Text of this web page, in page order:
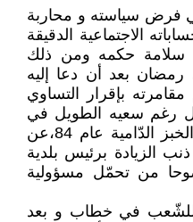
فرض سياسته و محاربة
الاجتماعية الدقيقة
سلامة حكمه ومن ذلك
بعد أن دعا إليه
بإقرار التساوي
رغم سعيه الطويل في
ذلك، أو كما تراجع، بعد ثورة الخبز الدّامية عام 84،عن
الزيادة برئيس بلدية
من تحمّل مسؤولية
للشّعب في خطاب و بعد